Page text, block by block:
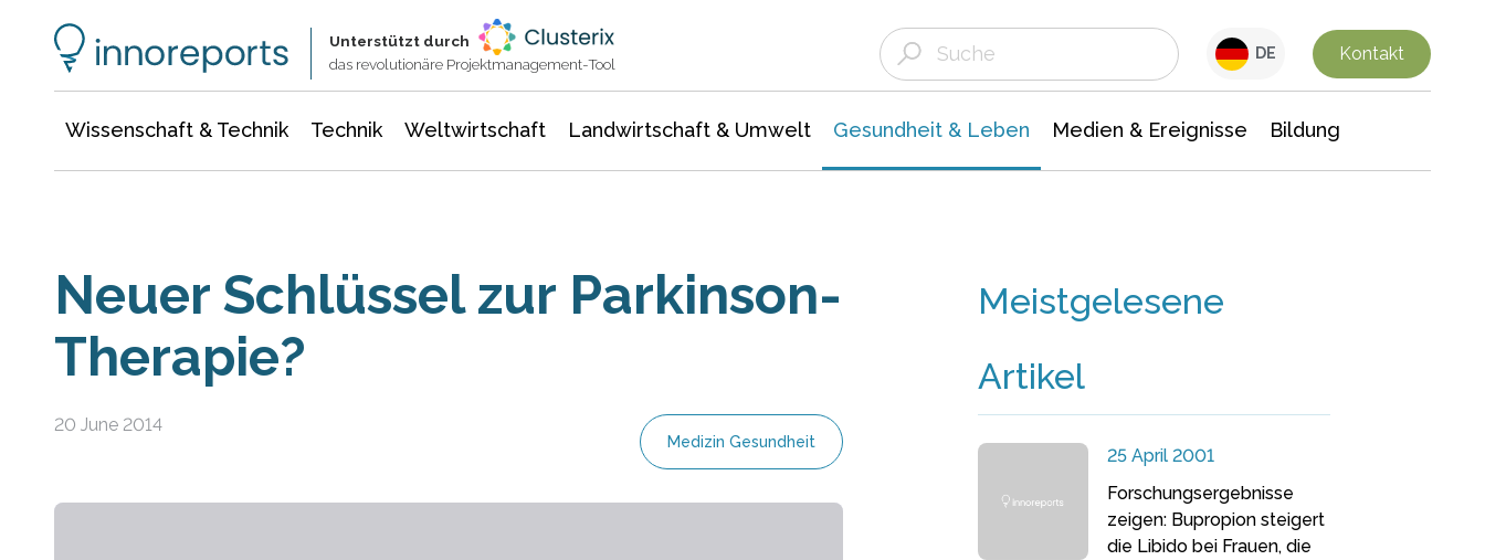
Unterstützt durch
das revolutionäre Projektmanagement-Tool
DE Kontakt
Wissenschaft & Technik Technik Weltwirtschaft Landwirtschaft & Umwelt Gesundheit & Leben Medien & Ereignisse Bildung
Neuer Schlüssel zur Parkinson-
Therapie?
20 June 2014
Medizin Gesundheit
Meistgelesene
Artikel
25 April 2001
Forschungsergebnisse
zeigen: Bupropion steigert
die Libido bei Frauen, die